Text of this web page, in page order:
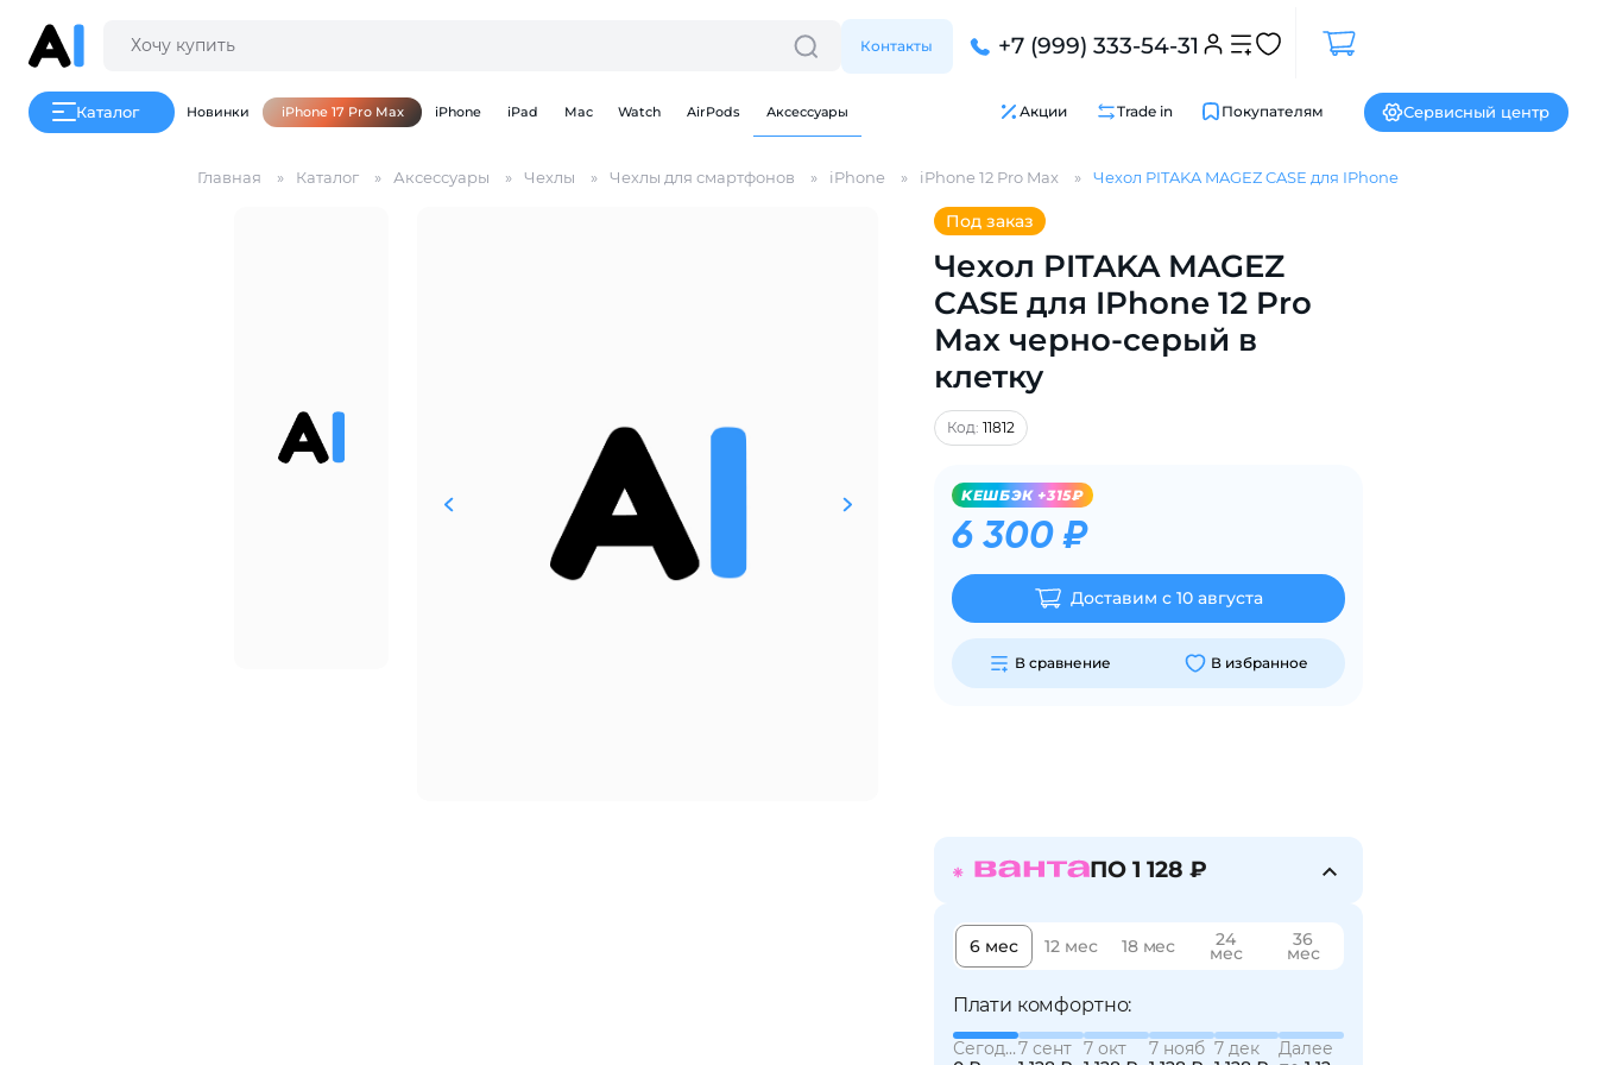
Контакты +7 (999) 333-54-31
Каталог Новинки iPhone 17 Pro Max iPhone iPad Mac Watch AirPods Аксессуары Акции Trade in Покупателям Сервисный центр
Главная Каталог Аксессуары Чехлы Чехлы для смартфонов iPhone iPhone 12 Pro Max Чехол PITAKA MAGEZ CASE для IPhone 12 Pro Max черно-серый
Под заказ
Чехол PITAKA MAGEZ
CASE для IPhone 12 Pro
Max черно-серый в
клетку
Код: 11812
KЕШБЭК +315₽
6 300 ₽
Доставим с 10 августа
В сравнение В избранное
ПО 1 128 ₽
6 мес 12 мес 18 мес 24
мес
36
мес
Плати комфортно:
Сегодня7 сент 7 окт
7 нояб 7 дек
Далее
на части
без переплат
График платежей